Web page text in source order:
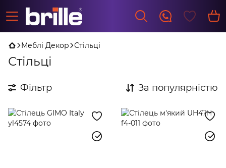
Меблі Декор Стільці
Стільці
Фільтр За популярністю